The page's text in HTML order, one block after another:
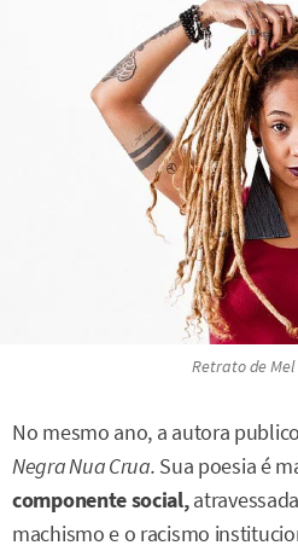
Retrato de
No mesmo ano, a autora
Negra Nua Crua. Sua poesia é
componente social,
machismo e o racismo